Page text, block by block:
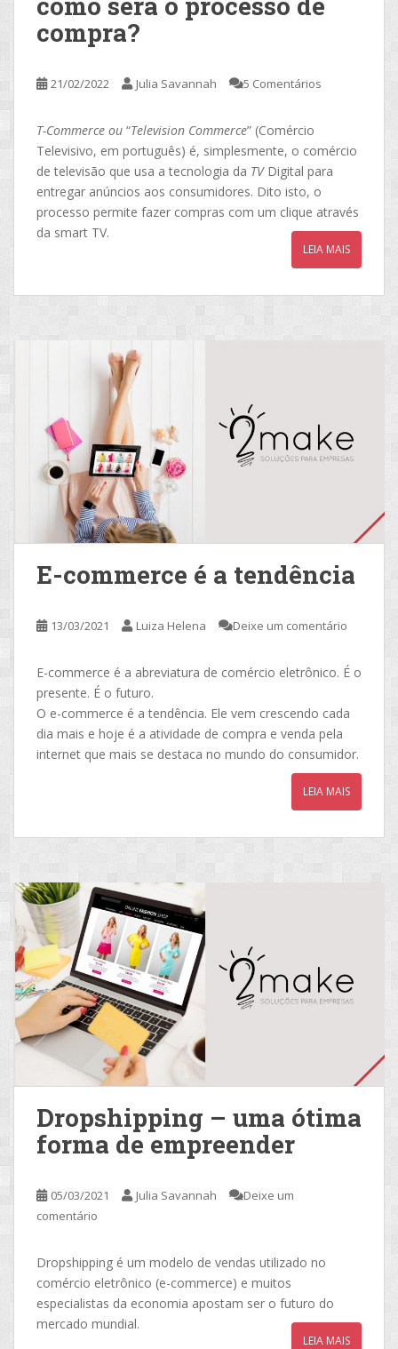
compra?
21/02/2022 Julia Savannah 5 Comentários
T-Commerce ou “Television Commerce” (Comércio
Televisivo, em português) é, simplesmente, o comércio
de televisão que usa a tecnologia da TVDigital para
entregar anúncios aos consumidores. Dito isto, o
processo permite fazer compras com um clique através
da smart TV.
LEIA MAIS
E-commerce é a tendência
13/03/2021 Luiza Helena Deixe um comentário
E-commerce é a abreviatura de comércio eletrônico. É o
presente. É o futuro.
O e-commerce é a tendência. Ele vem crescendo cada
dia mais e hoje é a atividade de compra e venda pela
internet que mais se destaca no mundo do consumidor.
LEIA MAIS
Dropshipping – uma ótima
forma de empreender
05/03/2021 Julia Savannah
Deixe um
comentário
Dropshipping é um modelo de vendas utilizado no
comércio eletrônico (e-commerce) e muitos
especialistas da economia apostam ser o futuro do
mercado mundial.
LEIA MAIS